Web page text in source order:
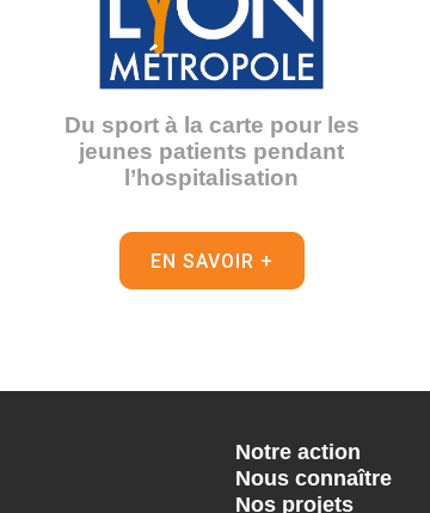
Du sport à la carte pour les
jeunes patients pendant
l’hospitalisation
EN SAVOIR +
Notre action
Nous connaître
Nos projets